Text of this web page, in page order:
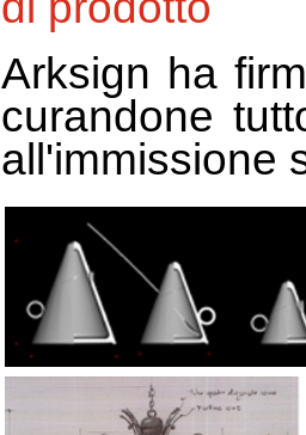
Arksign ha
curandone
all'immissione